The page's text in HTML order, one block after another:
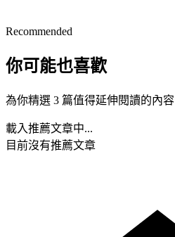
Recommended
你可能也喜歡
為你精選 3 篇值得延伸閱讀的內容
載入推薦文章中...
目前沒有推薦文章